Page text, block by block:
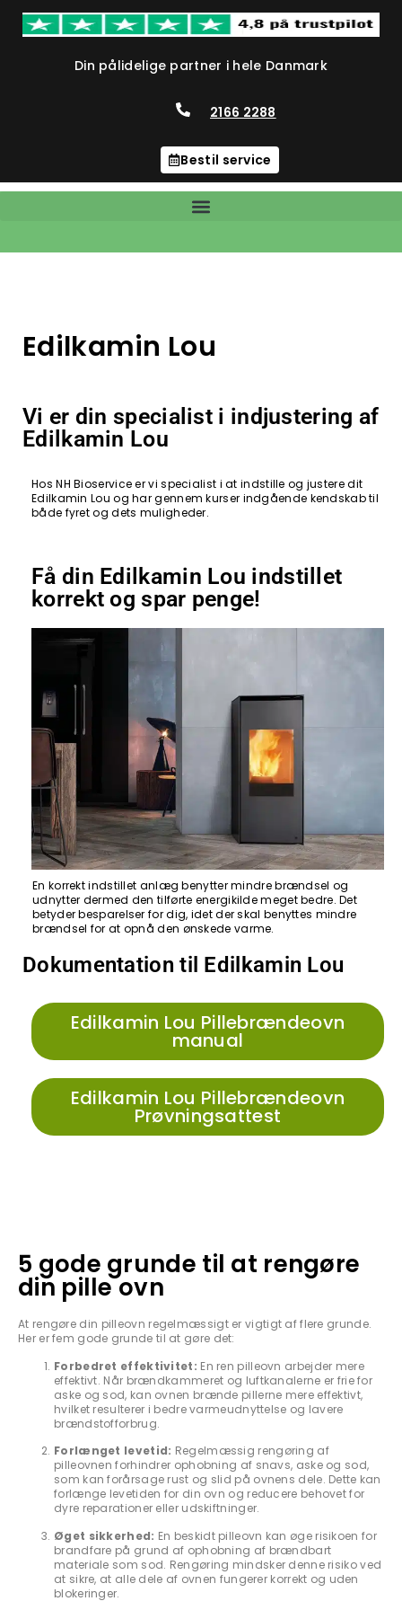
Din pålidelige partner i hele Danmark
2166 2288
Bestil service
Edilkamin Lou
Vi er din specialist i indjustering af
Edilkamin Lou
Hos NH Bioservice er vi specialist i at indstille og justere dit
Edilkamin Lou og har gennem kurser indgående kendskab til
både fyret og dets muligheder.
Få din Edilkamin Lou indstillet
korrekt og spar penge!
En korrekt indstillet anlæg benytter mindre brændsel og
udnytter dermed den tilførte energikilde meget bedre. Det
betyder besparelser for dig, idet der skal benyttes mindre
brændsel for at opnå den ønskede varme.
Dokumentation til Edilkamin Lou
Edilkamin Lou Pillebrændeovn
manual
Edilkamin Lou Pillebrændeovn
Prøvningsattest
5 gode grunde til at rengøre
din pille ovn
At rengøre din pilleovn regelmæssigt er vigtigt af flere grunde.
Her er fem gode grunde til at gøre det:
Forbedret effektivitet: En ren pilleovn arbejder mere
effektivt. Når brændkammeret og luftkanalerne er frie for
aske og sod, kan ovnen brænde pillerne mere effektivt,
hvilket resulterer i bedre varmeudnyttelse og lavere
brændstofforbrug.
Forlænget levetid: Regelmæssig rengøring af
pilleovnen forhindrer ophobning af snavs, aske og sod,
som kan forårsage rust og slid på ovnens dele. Dette kan
forlænge levetiden for din ovn og reducere behovet for
dyre reparationer eller udskiftninger.
Øget sikkerhed: En beskidt pilleovn kan øge risikoen for
brandfare på grund af ophobning af brændbart
materiale som sod. Rengøring mindsker denne risiko ved
at sikre, at alle dele af ovnen fungerer korrekt og uden
blokeringer.